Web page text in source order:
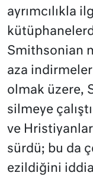
ayrımcılıkla
Smithsonian
aza
olmak üzere,
silmeye
ve
sürdü; bu da
ezildiğini iddia